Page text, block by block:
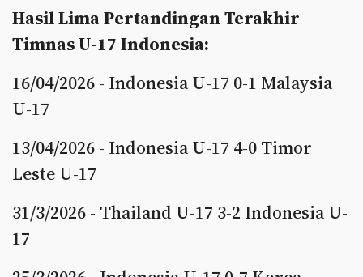
Hasil Lima Pertandingan Terakhir
Timnas U-17 Indonesia:
16/04/2026 - Indonesia U-17 0-1 Malaysia
U-17
13/04/2026 - Indonesia U-17 4-0 Timor
Leste U-17
31/3/2026 - Thailand U-17 3-2 Indonesia U-
17